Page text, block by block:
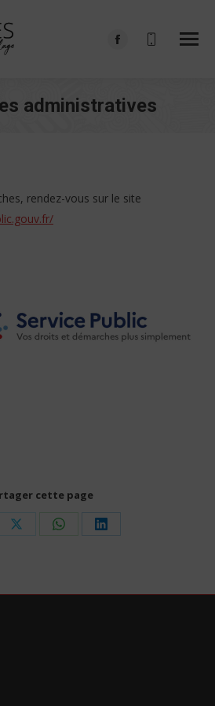
Facebook
in
administratives
rendez-vous sur le site
cette page
Share
Share
Share